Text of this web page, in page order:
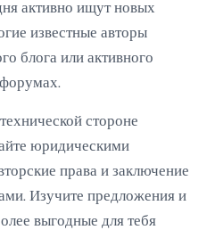
активно ищут новых
известные авторы
блога или активного
стороне
юридическими
права и заключение
Изучите предложения и
выгодные для тебя